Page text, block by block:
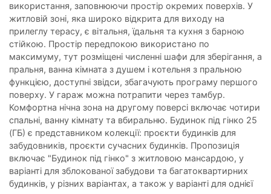
використання, заповнюючи простір окремих поверхів. У
житловій зоні, яка широко відкрита для виходу на
прилеглу терасу, є вітальня, їдальня та кухня з барною
стійкою. Простір передпокою використано по
максимуму, тут розміщені численні шафи для зберігання, а
пральня, ванна кімната з душем і котельня з пральною
функцією, доступні звідси, збагачують програму першого
поверху. У гараж можна потрапити через тамбур.
Комфортна нічна зона на другому поверсі включає чотири
спальні, ванну кімнату та вбиральню. Будинок під гінко 25
(ГБ) є представником колекції: проєкти будинків для
забудовників, проєкти сучасних будинків. Пропозиція
включає "Будинок під гінко" з житловою мансардою, у
варіанті для зблокованої забудови та багатоквартирних
будинків, у різних варіантах, а також у варіанті для однієї